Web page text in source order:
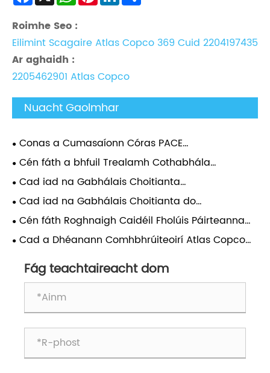
Roimhe Seo :
Eilimint Scagaire Atlas Copco 369 Cuid 2204197435
Ar aghaidh :
2205462901 Atlas Copco
Nuacht Gaolmhar
Conas a Cumasaíonn Córas PACE
Comhbhrúiteoirí Soghluaiste Atlas Copco
Coigeartuithe Brú Barra 0.1?
Cén fáth a bhfuil Trealamh Cothabhála
Accessories Comhbhrúiteoir Aeir Atlas
Riachtanach le haghaidh Feidhmíocht
Fadtéarmach Comhbhrúiteoir?
Cad iad na Gabhálais Choitianta
Comhbhrúiteoir Aeir Atlas Riachtanacha agus Cén
Fáth a Bhfuil Tábhacht acu?
Cad iad na Gabhálais Choitianta do
Chomhbhrúiteoirí Aeir Atlas?
Cén fáth Roghnaigh Caidéil Fholúis Páirteanna
Fíor le haghaidh Feidhmíochta Fadtéarmach?
Cad a Dhéanann Comhbhrúiteoirí Atlas Copco
Feidhmchláir Thionsclaíoch?
Fág teachtaireacht dom